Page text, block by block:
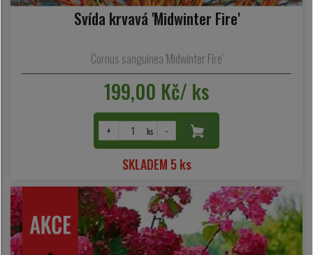
Svída krvavá 'Midwinter Fire'
Cornus sanguinea 'Midwinter Fire'
199,00 Kč/ ks
+ ks -
SKLADEM 5 ks